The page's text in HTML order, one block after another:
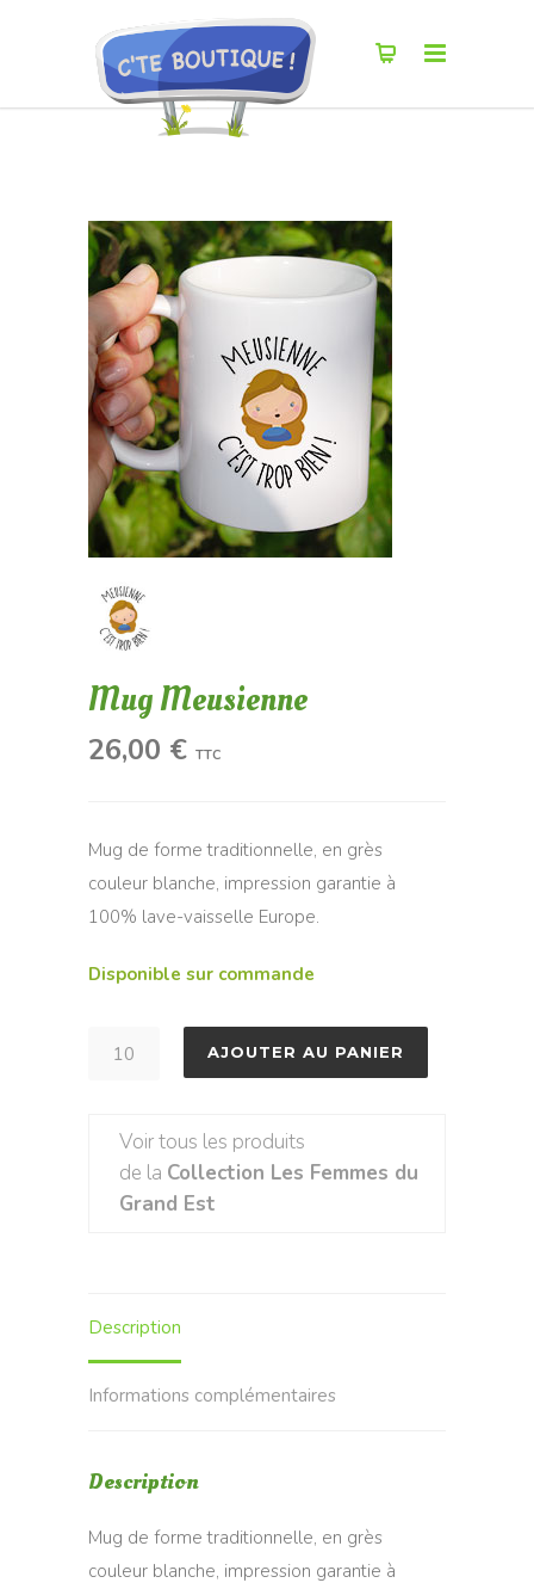
Mug Meusienne
26,00 € TTC
Mug de forme traditionnelle, en grès
couleur blanche, impression garantie à
100% lave-vaisselle Europe.
Disponible sur commande
quantité
Meusienne
AJOUTER AU PANIER
Voir tous les produits
de la Collection Les Femmes du
Grand Est
Description
Informations complémentaires
Description
Mug de forme traditionnelle, en grès
couleur blanche, impression garantie à